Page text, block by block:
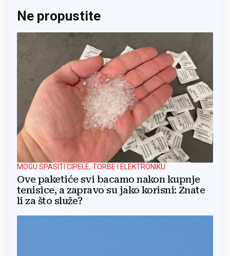
Ne propustite
MOGU SPASITI CIPELE, TORBE I ELEKTRONIKU
Ove paketiće svi bacamo nakon kupnje
tenisice, a zapravo su jako korisni: Znate
li za što služe?